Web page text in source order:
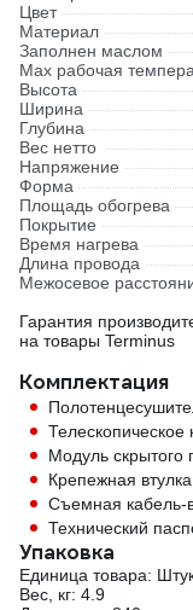
Цвет
Материал
Заполнен маслом
Max рабочая
Высота
Ширина
Глубина
Вес нетто
Напряжение
Форма
Площадь обогрева
Покрытие
Время нагрева
Длина провода
Межосевое
Гарантия
на товары Terminus
Комплектация
Телескопическое
Модуль скрытого
Крепежная
Съемная кабель-
Технический
Упаковка
Единица товара:
Вес, кг: 4.9